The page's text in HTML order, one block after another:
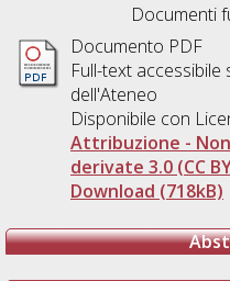
Documenti
Documento PDF
Full-text
dell'Ateneo
Disponibile con
Attribuzione -
derivate 3.0 (CC
Download (718kB)